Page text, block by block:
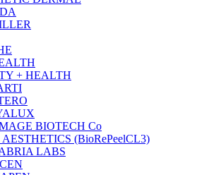
+ HEALTH
BIOTECH Co
(BioRePeelCL3)
LABS